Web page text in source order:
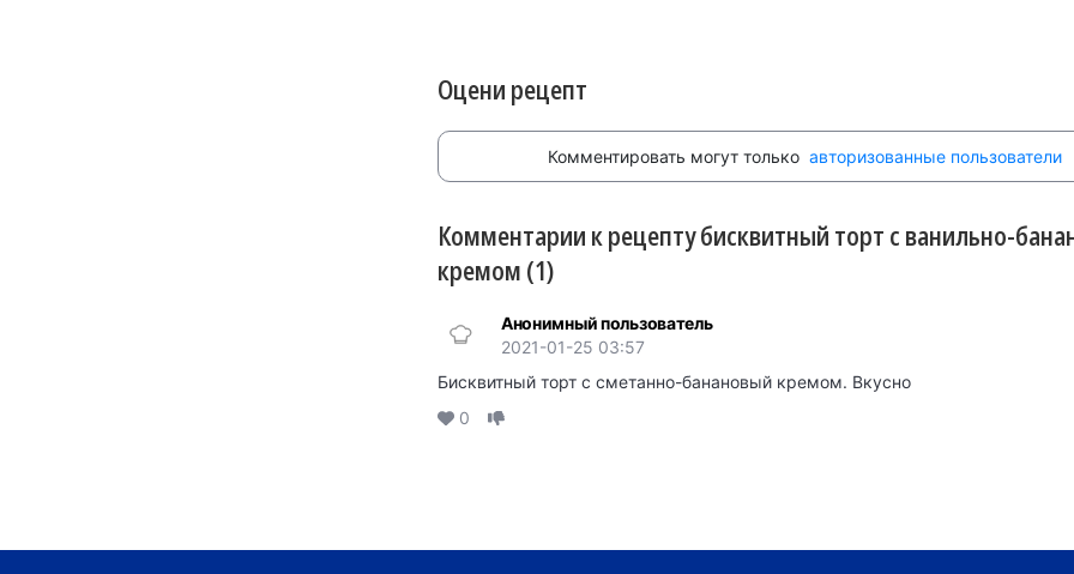
Оцени рецепт
Комментировать могут толькоавторизованные пользователи
Комментарии к рецепту бисквитный торт с ванильно-
кремом (1)
Анонимный пользователь
2021-01-25 03:57
Бисквитный торт с сметанно-банановый кремом. Вкусно
0